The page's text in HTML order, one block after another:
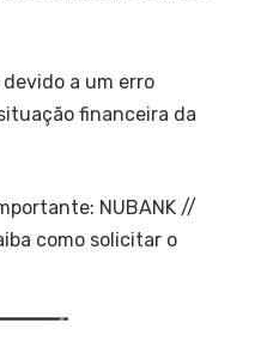
a um erro
financeira da
NUBANK //
como solicitar o